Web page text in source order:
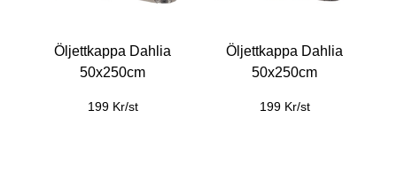
Öljettkappa Dahlia
50x250cm
199 Kr/st
Öljettkappa Dahlia
50x250cm
199 Kr/st